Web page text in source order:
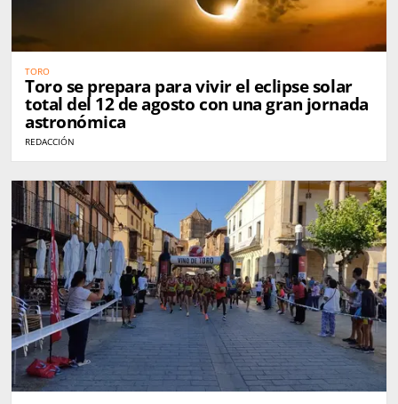
TORO
Toro se prepara para vivir el eclipse solar
total del 12 de agosto con una gran jornada
astronómica
REDACCIÓN